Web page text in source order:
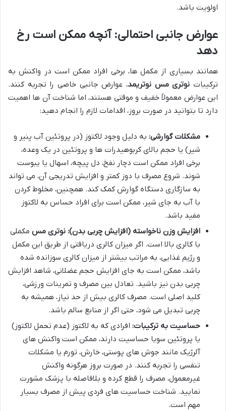
اولویت باشد.
عوارض جانبی احتمالی: آنچه ممکن است رخ
دهد
همانند بسیاری از مکمل ها، برخی افراد ممکن است در واکنش به
ترکیبات نوتری مس نوتریمد، عوارض جانبی خاصی را تجربه کنند.
این عوارض معمولاً خفیف و موقتی هستند، اما شناخت آن ها اهمیت
دارد تا بتوانید در صورت بروز، اقدامات لازم را انجام دهید:
مشکلات گوارشی: به دلیل وجود لاکتوز (در پروتئین آب پنیر و
شیر) یا حجم بالای کربوهیدرات ها و پروتئین در یک وعده،
برخی افراد ممکن است دچار نفخ، دل پیچه، اسهال یا یبوست
شوند. شروع مصرف با دوز کمتر و افزایش تدریجی آن، می تواند
به سازگاری دستگاه گوارش کمک کند. همچنین، مخلوط کردن
با آب به جای شیر، ممکن است برای افراد حساس به لاکتوز
مفید باشد.
افزایش وزن ناخواسته (افزایش چربی بدن): نوتری مس مکملی
با کالری بالا است. اگر میزان کالری دریافتی از طریق این مکمل
و رژیم غذایی، به مراتب بیشتر از میزان کالری سوزانده شده
باشد، ممکن است به جای افزایش حجم عضلانی، شاهد افزایش
چربی بدن نیز باشید. تعادل بین مصرف و تمرینات ورزشی،
کلید اصلی است. مصرف کالری بیش از حد نیاز، همیشه به
چربی تبدیل می شود، حتی اگر از منابع سالم باشد.
حساسیت به ترکیبات: افرادی که به لاکتوز (عدم تحمل لاکتوز)
یا پروتئین سویا حساسیت دارند، ممکن است واکنش های
آلرژیک مانند جوش های پوستی، خارش، تورم یا مشکلات
تنفسی را تجربه کنند. در صورت بروز هرگونه واکنش
غیرمعمول، مصرف را قطع کرده و بلافاصله با پزشک مشورت
نمایید. شناخت حساسیت های فردی پیش از مصرف بسیار
مهم است.